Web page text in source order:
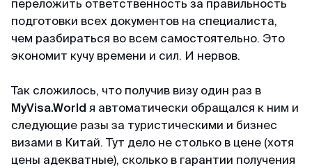
переложить ответственность за правильность
подготовки всех документов на специалиста,
чем разбираться во всем самостоятельно. Это
экономит кучу времени и сил. И нервов.
Так сложилось, что получив визу один раз в
MyVisa.World я автоматически обращался к ним и
следующие разы за туристическими и бизнес
визами в Китай. Тут дело не столько в цене (хотя
цены адекватные), сколько в гарантии получения